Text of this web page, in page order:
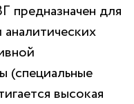
предназначен для
(специальные
высокая